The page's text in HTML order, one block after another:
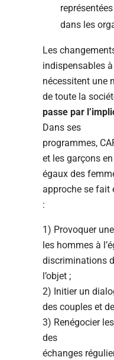
représentées
dans les
Les
indispensables
nécessitent une
de toute la
passe par
Dans ses
programmes,
et les garçons
égaux des
approche se fait
:
1) Provoquer
les hommes à
discriminations
l’objet ;
2) Initier un
des couples et
3) Renégocier
des
échanges